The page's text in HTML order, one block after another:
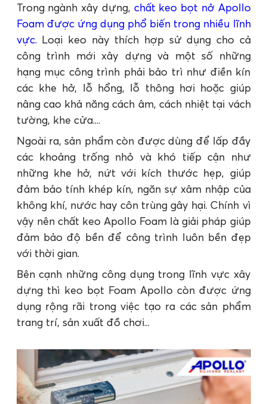
Trong ngành xây dựng, chất keo bọt nở Apollo
Foam được ứng dụng phổ biến trong nhiều lĩnh
vực. Loại keo này thích hợp sử dụng cho cả
công trình mới xây dựng và một số những
hạng mục công trình phải bảo trì như điền kín
các khe hở, lỗ hổng, lỗ thông hơi hoặc giúp
nâng cao khả năng cách âm, cách nhiệt tại vách
tường, khe cửa....
Ngoài ra, sản phẩm còn được dùng để lấp đầy
các khoảng trống nhỏ và khó tiếp cận như
những khe hở, nứt với kích thước hẹp, giúp
đảm bảo tính khép kín, ngăn sự xâm nhập của
không khí, nước hay côn trùng gây hại. Chính vì
vậy nên chất keo Apollo Foam là giải pháp giúp
đảm bảo độ bền để công trình luôn bền đẹp
với thời gian.
Bên cạnh những công dụng trong lĩnh vực xây
dựng thì keo bọt Foam Apollo còn được ứng
dụng rộng rãi trong việc tạo ra các sản phẩm
trang trí, sản xuất đồ chơi...